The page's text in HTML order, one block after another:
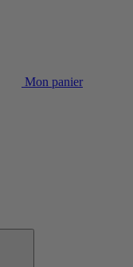
Mon panier